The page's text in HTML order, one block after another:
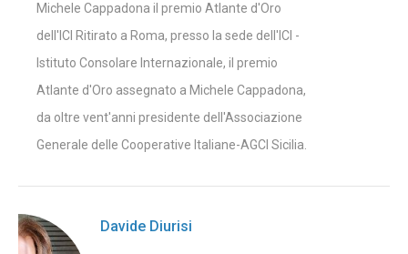
Michele Cappadona il premio Atlante d'Oro
dell'ICI Ritirato a Roma, presso la sede dell'ICI -
Istituto Consolare Internazionale, il premio
Atlante d'Oro assegnato a Michele Cappadona,
da oltre vent'anni presidente dell'Associazione
Generale delle Cooperative Italiane-AGCI Sicilia.
Davide Diurisi